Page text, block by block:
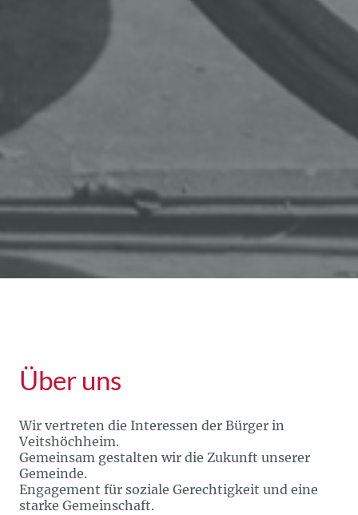
Über uns
Wir vertreten die Interessen der Bürger in
Veitshöchheim.
Gemeinsam gestalten wir die Zukunft unserer
Gemeinde.
Engagement für soziale Gerechtigkeit und eine
starke Gemeinschaft.